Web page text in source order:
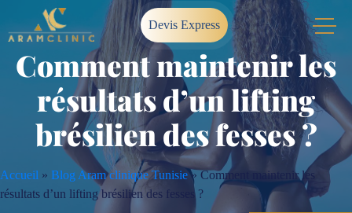
content
Devis Express
Comment maintenir les
résultats d’un lifting
brésilien des fesses ?
Accueil » Blog Aram clinique Tunisie»Comment maintenir les
résultats d’un lifting brésilien des fesses ?